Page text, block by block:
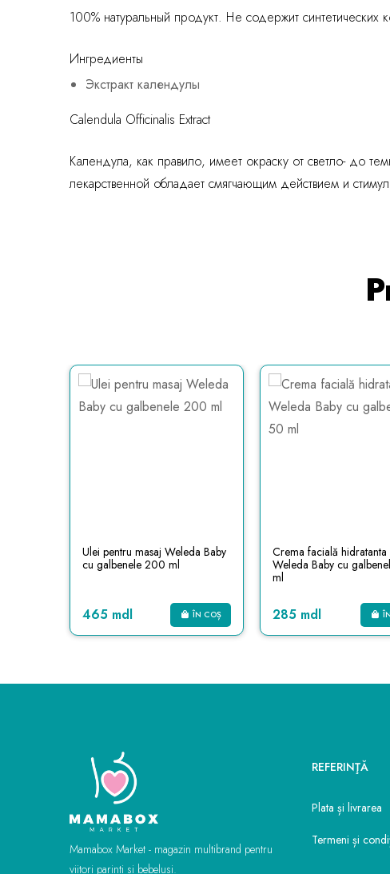
100% натуральный продукт. Не содержит
Ингредиенты
Экстракт календулы
Calendula Officinalis Extract
Календула, как правило, имеет окраску от светло- до
лекарственной обладает смягчающим действием и
Ulei pentru masaj Weleda Baby
cu galbenele 200 ml
465 mdl ÎN COȘ
Crema facială hidratanta
Weleda Baby cu
ml
285 mdl
Mamabox Market - magazin multibrand pentru
viitori parinti si bebelusi.
REFERINŢĂ
Plata și livrarea
Termeni și